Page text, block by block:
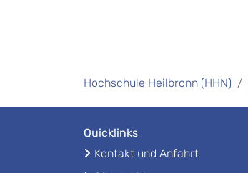
Hochschule Heilbronn (HHN)
Quicklinks
Kontakt und Anfahrt